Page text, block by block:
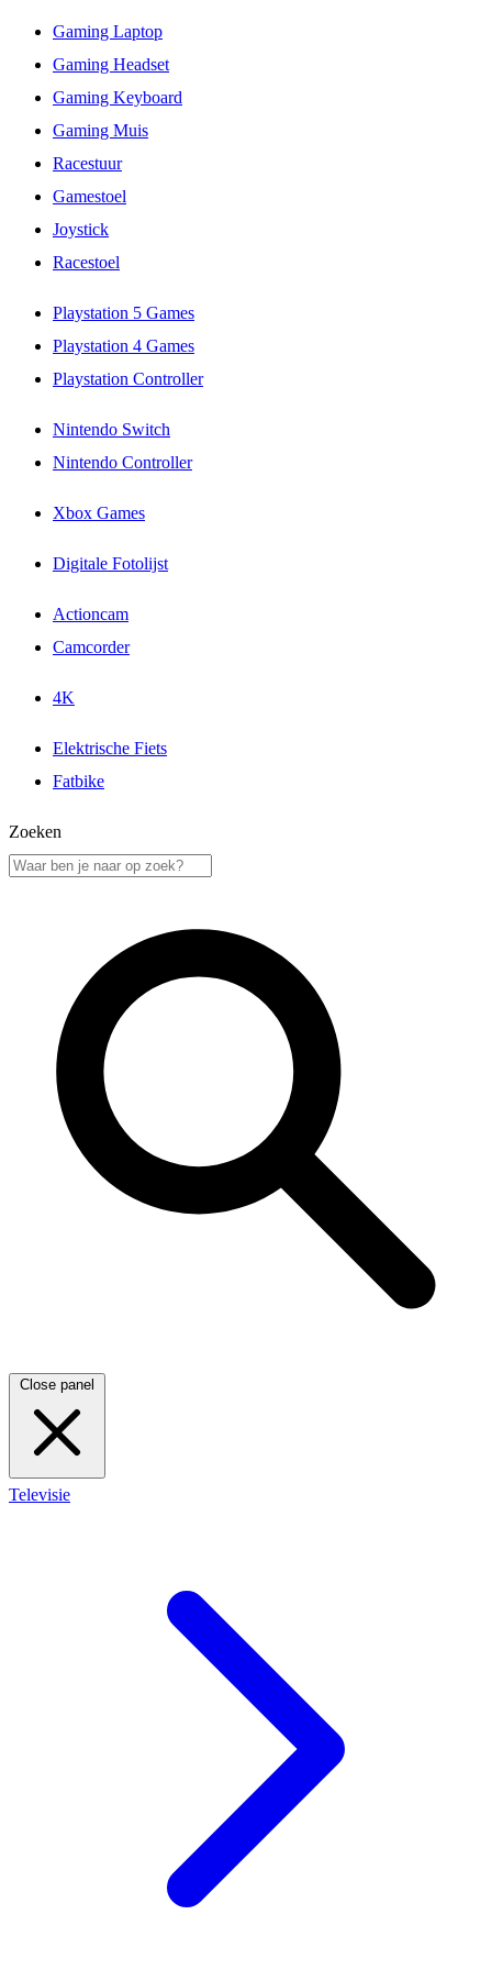
Gaming Laptop
Gaming Headset
Gaming Keyboard
Gaming Muis
Racestuur
Gamestoel
Joystick
Racestoel
Playstation 5 Games
Playstation 4 Games
Playstation Controller
Nintendo Switch
Nintendo Controller
Xbox Games
Digitale Fotolijst
Actioncam
Camcorder
4K
Elektrische Fiets
Fatbike
Zoeken
Close panel
Televisie